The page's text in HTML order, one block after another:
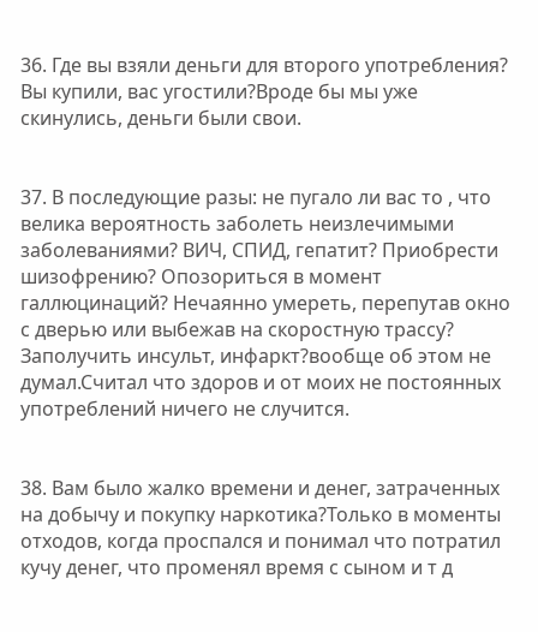
36. Где вы взяли деньги для второго употребления?
Вы купили, вас угостили?Вроде бы мы уже
скинулись, деньги были свои.
37. В последующие разы: не пугало ли вас то , что
велика вероятность заболеть неизлечимыми
заболеваниями? ВИЧ, СПИД, гепатит? Приобрести
шизофрению? Опозориться в момент
галлюцинаций? Нечаянно умереть, перепутав окно
с дверью или выбежав на скоростную трассу?
Заполучить инсульт, инфаркт?вообще об этом не
думал.Считал что здоров и от моих не постоянных
употреблений ничего не случится.
38. Вам было жалко времени и денег, затраченных
на добычу и покупку наркотика?Только в моменты
отходов, когда проспался и понимал что потратил
кучу денег, что променял время с сыном и т д